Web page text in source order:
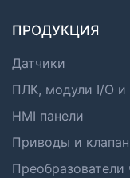
ПРОДУКЦИЯ
Датчики
ПЛК, модули I/O и
HMI панели
Приводы и
Преобразователи